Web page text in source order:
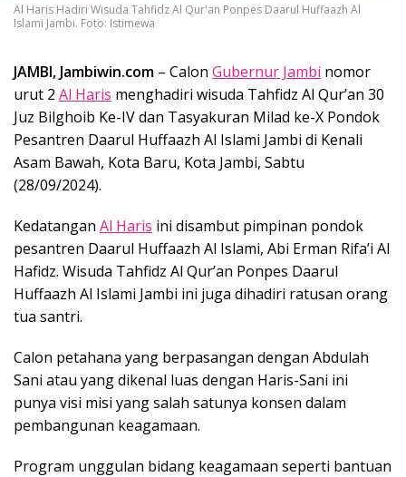
Al Haris Hadiri Wisuda Tahfidz Al Qur'an Ponpes Daarul Huffaazh Al
Islami Jambi. Foto: Istimewa
JAMBI, Jambiwin.com – Calon Gubernur Jambi nomor
urut 2 Al Haris menghadiri wisuda Tahfidz Al Qur’an 30
Juz Bilghoib Ke-IV dan Tasyakuran Milad ke-X Pondok
Pesantren Daarul Huffaazh Al Islami Jambi di Kenali
Asam Bawah, Kota Baru, Kota Jambi, Sabtu
(28/09/2024).
Kedatangan Al Haris ini disambut pimpinan pondok
pesantren Daarul Huffaazh Al Islami, Abi Erman Rifa’i Al
Hafidz. Wisuda Tahfidz Al Qur’an Ponpes Daarul
Huffaazh Al Islami Jambi ini juga dihadiri ratusan orang
tua santri.
Calon petahana yang berpasangan dengan Abdulah
Sani atau yang dikenal luas dengan Haris-Sani ini
punya visi misi yang salah satunya konsen dalam
pembangunan keagamaan.
Program unggulan bidang keagamaan seperti bantuan